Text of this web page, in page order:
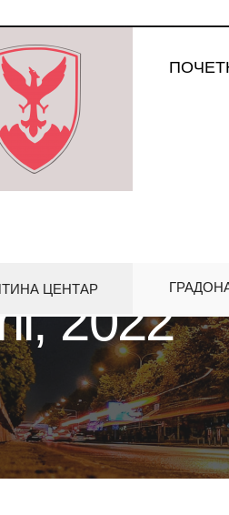
ЦЕНТАР
2022